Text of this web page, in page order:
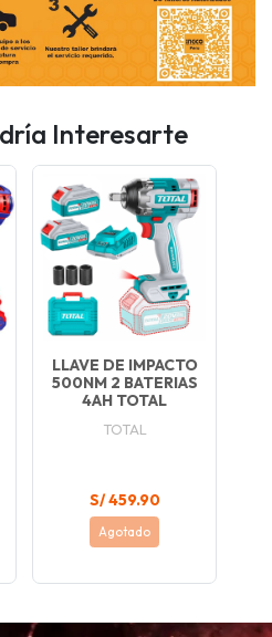
Interesarte
LLAVE DE IMPACTO
500NM 2 BATERIAS
4AH TOTAL
TOTAL
S/ 459.90
Agotado